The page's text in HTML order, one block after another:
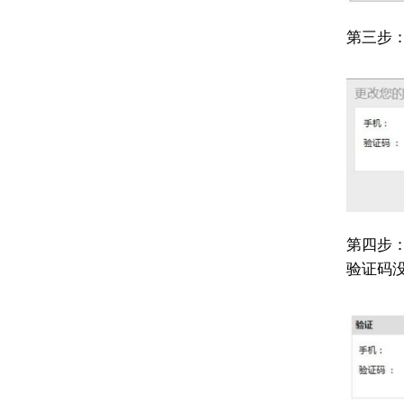
第三步
第四步
验证码